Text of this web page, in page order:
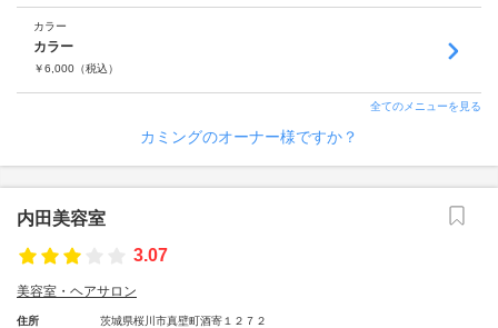
カラー
カラー
￥6,000 （税込）
全てのメニューを見る
カミングのオーナー様ですか？
内田美容室
3.07
美容室・ヘアサロン
住所
茨城県桜川市真壁町酒寄１２７２